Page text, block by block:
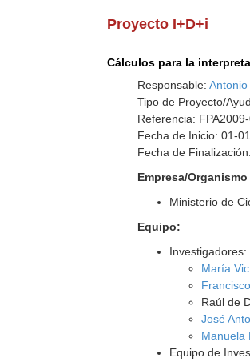
Proyecto I+D+i
Cálculos para la
Responsable:
Tipo de Proyecto/
Referencia:
Fecha de Inicio: 01-
Fecha de
Empresa/
Ministerio de
Equipo:
Investigadores:
María
Raúl de
José
Manuela
Equipo de